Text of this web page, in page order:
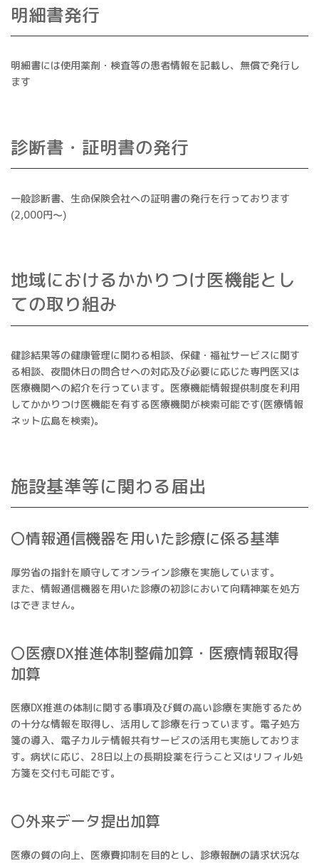
明細書発行
明細書には使用薬剤・検査等の患者情報を記載し、無償で発行し
ます
診断書・証明書の発行
一般診断書、生命保険会社への証明書の発行を行っております
(2,000円～)
地域におけるかかりつけ医機能とし
ての取り組み
健診結果等の健康管理に関わる相談、保健・福祉サービスに関す
る相談、夜間休日の問合せへの対応及び必要に応じた専門医又は
医療機関への紹介を行っています。医療機能情報提供制度を利用
してかかりつけ医機能を有する医療機関が検索可能です(医療情報
ネット広島を検索)。
施設基準等に関わる届出
〇情報通信機器を用いた診療に係る基準
厚労省の指針を順守してオンライン診療を実施しています。
また、情報通信機器を用いた診療の初診において向精神薬を処方
はできません。
〇医療DX推進体制整備加算・医療情報取得
加算
医療DX推進の体制に関する事項及び質の高い診療を実施するため
の十分な情報を取得し、活用して診療を行っています。電子処方
箋の導入、電子カルテ情報共有サービスの活用も実施しておりま
す。病状に応じ、28日以上の長期投薬を行うこと又はリフィル処
方箋を交付も可能です。
〇外来データ提出加算
医療の質の向上、医療費抑制を目的とし、診療報酬の請求状況な